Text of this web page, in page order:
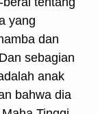
yang
dan
sebagian
anak
bahwa dia